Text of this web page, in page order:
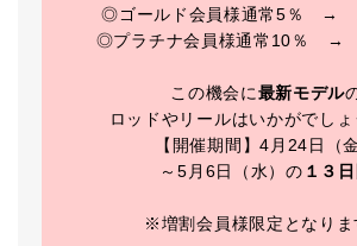
◎ゴールド会員様通常5％ →
◎プラチナ会員様通常10％ →
この機会に最新モデル
ロッドやリールはいかがでしょ
【開催期間】4月24日（金
～5月6日（水）の １３
※増割会員様限定となりま